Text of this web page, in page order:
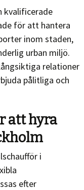
kvalificerade
för att hantera
inom staden,
urban miljö.
relationer
pålitliga och
att hyra
i
efter